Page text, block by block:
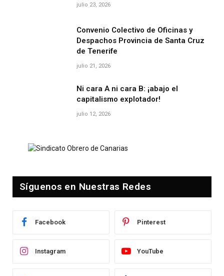
julio 23, 2026
Convenio Colectivo de Oficinas y
Despachos Provincia de Santa Cruz
de Tenerife
julio 21, 2026
Ni cara A ni cara B: ¡abajo el
capitalismo explotador!
julio 12, 2026
Síguenos en Nuestras Redes
Facebook Pinterest
Instagram YouTube